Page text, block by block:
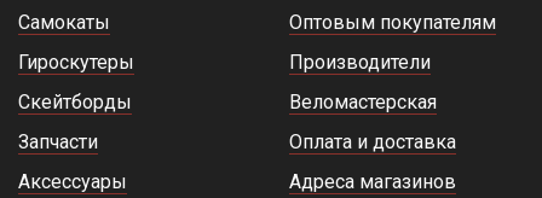
Самокаты
Гироскутеры
Скейтборды
Запчасти
Аксессуары
Оптовым покупателям
Производители
Веломастерская
Оплата и доставка
Адреса магазинов